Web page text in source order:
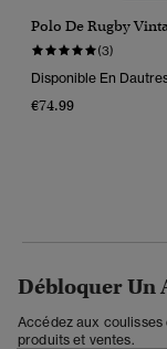
Polo De Rugby
(3)
Disponible En
€74.99
Débloquer Un
Accédez aux
produits et ventes.